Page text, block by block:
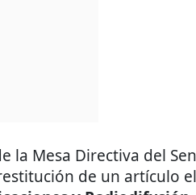
la Mesa Directiva del
de un artículo